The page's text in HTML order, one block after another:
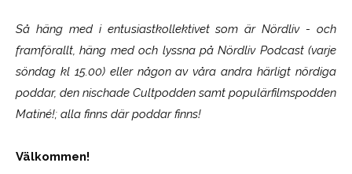
Så häng med i entusiastkollektivet som ärNördliv- och
framförallt, häng med och lyssna på Nördliv Podcast (varje
söndag kl 15.00) eller någon av våra andra härligt nördiga
poddar, den nischade Cultpodden samt populärfilmspodden
Matiné!; alla finns där poddar finns!
Välkommen!